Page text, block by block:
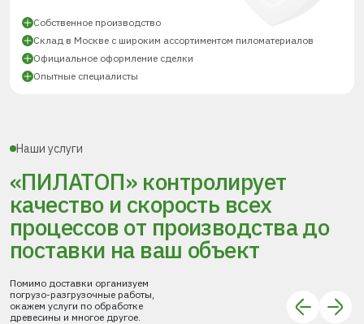
Собственное производство
Склад в Москве с широким ассортиментом пиломатериалов
Официальное оформление сделки
Опытные специалисты
Наши услуги
«ПИЛАТОП» контролирует
качество и скорость всех
процессовот производства до
поставки на ваш объект
Помимо доставки организуем
погрузо-разгрузочные работы,
окажем услуги по обработке
древесины и многое другое.